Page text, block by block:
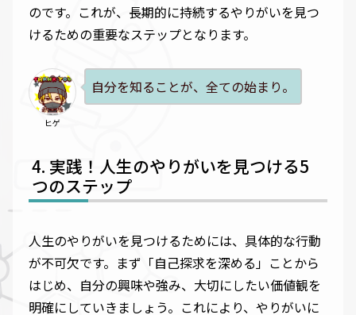
のです。これが、長期的に持続するやりがいを見つ
けるための重要なステップとなります。
ヒゲ
自分を知ることが、全ての始まり。
実践！人生のやりがいを見つける5
つのステップ
人生のやりがいを見つけるためには、具体的な行動
が不可欠です。まず「自己探求を深める」ことから
はじめ、自分の興味や強み、大切にしたい価値観を
明確にしていきましょう。これにより、やりがいに